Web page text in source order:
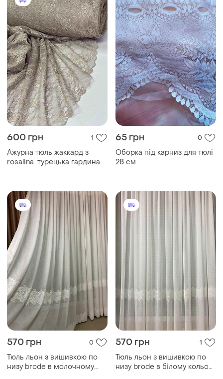
600 грн 1
Ажурна тюль жаккард з
rosalina. турецька гардина
65 грн 0
Оборка під карниз для тюлі
28 см
570 грн 0
Тюль льон з вишивкою по
низу brode в молочному
570 грн 1
Тюль льон з вишивкою по
низу brode в білому кольорі